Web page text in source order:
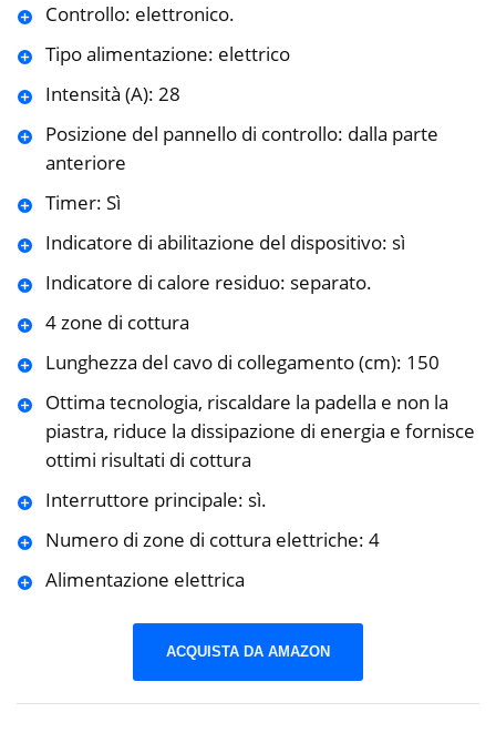
Controllo: elettronico.
Tipo alimentazione: elettrico
Intensità (A): 28
Posizione del pannello di controllo: dalla parte
anteriore
Timer: Sì
Indicatore di abilitazione del dispositivo: sì
Indicatore di calore residuo: separato.
4 zone di cottura
Lunghezza del cavo di collegamento (cm): 150
Ottima tecnologia, riscaldare la padella e non la
piastra, riduce la dissipazione di energia e fornisce
ottimi risultati di cottura
Interruttore principale: sì.
Numero di zone di cottura elettriche: 4
Alimentazione elettrica
ACQUISTA DA AMAZON